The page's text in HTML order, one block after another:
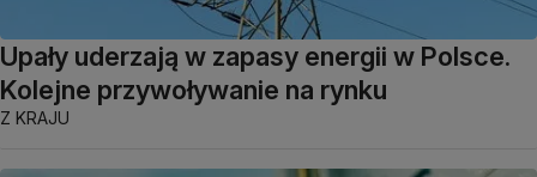
Upały uderzają w zapasy energii w Polsce.
Kolejne przywoływanie na rynku
Z KRAJU